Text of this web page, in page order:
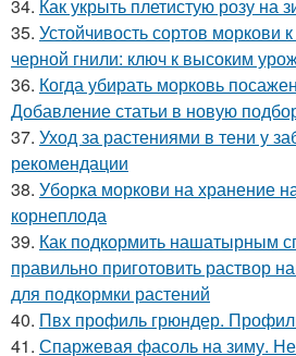
34. Как укрыть плетистую розу на
35. Устойчивость сортов моркови
черной гнили: ключ к высоким
36. Когда убирать морковь
Добавление статьи в новую
37. Уход за растениями в тени у
рекомендации
38. Уборка моркови на хранение
корнеплода
39. Как подкормить нашатырным
правильно приготовить раствор
для подкормки растений
40. Пвх профиль грюндер.
41. Спаржевая фасоль на зиму.